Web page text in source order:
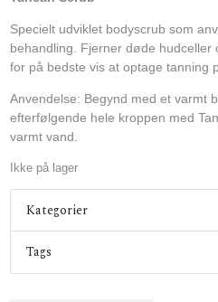
Specielt udviklet bodyscrub som
behandling. Fjerner døde
for på bedste vis at optage tanning
Anvendelse: Begynd med et varmt
efterfølgende hele kroppen med
varmt vand.
Ikke på lager
Kategorier
Tags